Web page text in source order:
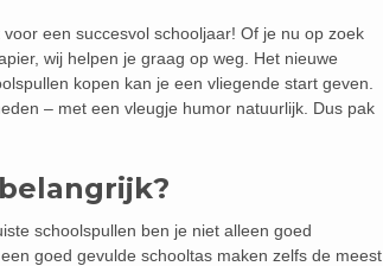
een succesvol schooljaar! Of je nu op zoek
wij helpen je graag op weg. Het nieuwe
kopen kan je een vliegende start geven.
– met een vleugje humor natuurlijk. Dus pak
schoolspullen ben je niet alleen goed
goed gevulde schooltas maken zelfs de meest